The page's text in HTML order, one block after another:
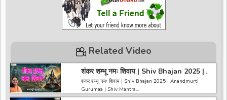
Related Video
शंकर शम्भू नमः शिवाय | Shiv Bhajan 2025 |
Anandmurti Gurumaa | Shiv Mantra
शंकर शम्भू नमः शिवाय | Shiv Bhajan 2025 | Anandmurti
Gurumaa | Shiv Mantra